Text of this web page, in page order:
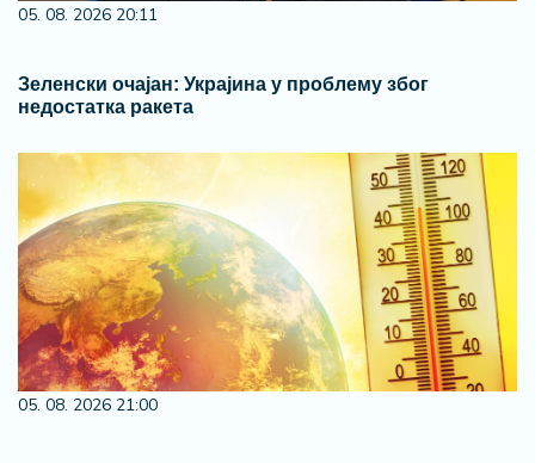
05. 08. 2026 20:11
Зеленски очајан: Украјина у проблему због
недостатка ракета
05. 08. 2026 21:00